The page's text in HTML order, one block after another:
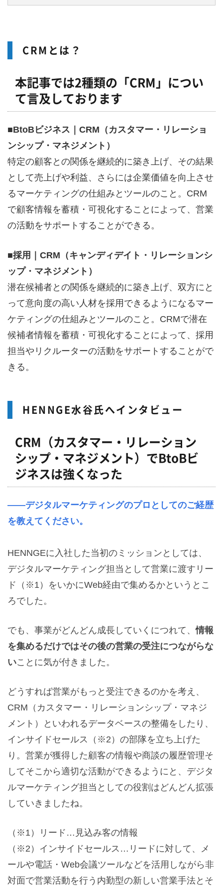
CRMとは？
本記事では2種類の「CRM 」につい
て言及しております
■BtoBビジネス｜CRM（カスタマー・リレーショ
ンシップ・マネジメント）
特定の顧客との関係を継続的に築き上げ、その結果
として売上げや利益、さらには企業価値を向上させ
るマーケティングの仕組みとツールのこと。CRM
で顧客情報を蓄積・可視化することによって、営業
の活動をサポートすることができる。
■採用｜CRM（キャンディデイト・リレーションシ
ップ・マネジメント）
潜在候補者との関係を継続的に築き上げ、双方にと
って意向度の高い人材を採用できるようになるマー
ケティングの仕組みとツールのこと。CRMで潜在
候補者情報を蓄積・可視化することによって、採用
担当やリクルーターの活動をサポートすることがで
きる。
HENNGE水谷氏へインタビュー
CRM （カスタマー・リレーション
シップ・マネジメント）でBtoBビ
ジネスは強くなった
――デジタルマーケティングのプロとしてのご経歴
を教えてください。
HENNGEに入社した当初のミッションとしては、
デジタルマーケティング担当として営業に渡すリー
ド（※1）をいかにWeb経由で集めるかというとこ
ろでした。
でも、事業がどんどん成長していくにつれて、情報
を集めるだけではその後の営業の受注につながらな
いことに気が付きました。
どうすれば営業がもっと受注できるのかを考え、
CRM（カスタマー・リレーションシップ・マネジ
メント）といわれるデータベースの整備をしたり、
インサイドセールス（※2）の部隊を立ち上げた
り。営業が獲得した顧客の情報や商談の履歴管理そ
してそこから適切な活動ができるようにと、デジタ
ルマーケティング担当としての役割はどんどん拡張
していきましたね。
（※1）リード…見込み客の情報
（※2）インサイドセールス…リードに対して、メ
ールや電話・Web会議ツールなどを活用しながら非
対面で営業活動を行う内勤型の新しい営業手法とそ